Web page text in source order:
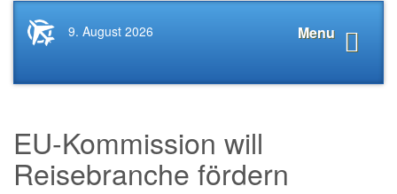
Startseite
News.Tourismus.com
Menu
9. August 2026
EU-Kommission will
Reisebranche fördern